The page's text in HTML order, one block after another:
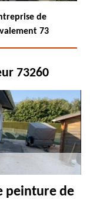
de
73
73260
peinture de